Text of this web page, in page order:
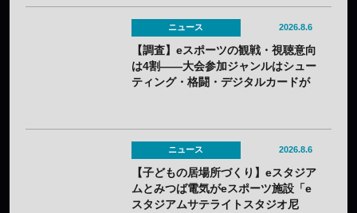
ニュース 2026.8.6
【調査】eスポーツの観戦・視聴意向
は4割——大会参加ジャンルはシュー
ティング・格闘・デジタルカードが
ニュース 2026.8.6
【子どもの居場所づくり】eスタジア
ムとみつば電気がeスポーツ施設「e
スタジアムサテライトスタジオ尼